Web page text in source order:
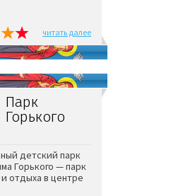
читать далее
Парк
Горького
детский парк
Горького — парк
отдыха в центре